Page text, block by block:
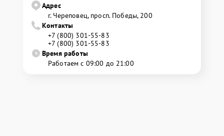
Адрес
г. Череповец, просп. Победы, 200
Контакты
+7 (800) 301-55-83
+7 (800) 301-55-83
Время работы
Работаем с 09:00 до 21:00